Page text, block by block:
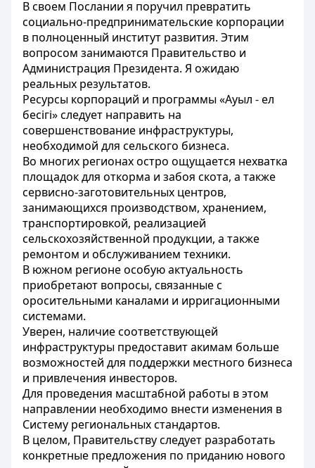
В своем Послании я поручил превратить
социально-предпринимательские корпорации
в полноценный институт развития. Этим
вопросом занимаются Правительство и
Администрация Президента. Я ожидаю
реальных результатов.
Ресурсы корпораций и программы «Ауыл - ел
бесігі» следует направить на
совершенствование инфраструктуры,
необходимой для сельского бизнеса.
Во многих регионах остро ощущается нехватка
площадок для откорма и забоя скота, а также
сервисно-заготовительных центров,
занимающихся производством, хранением,
транспортировкой, реализацией
сельскохозяйственной продукции, а также
ремонтом и обслуживанием техники.
В южном регионе особую актуальность
приобретают вопросы, связанные с
оросительными каналами и ирригационными
системами.
Уверен, наличие соответствующей
инфраструктуры предоставит акимам больше
возможностей для поддержки местного бизнеса
и привлечения инвесторов.
Для проведения масштабной работы в этом
направлении необходимо внести изменения в
Систему региональных стандартов.
В целом, Правительству следует разработать
конкретные предложения по приданию нового